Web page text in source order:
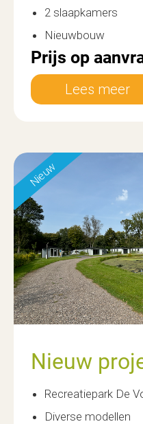
2 slaapkamers
Nieuwbouw
Prijs op
Lees meer
Nieuw
Nieuw
Recreatiepark De
Diverse modellen